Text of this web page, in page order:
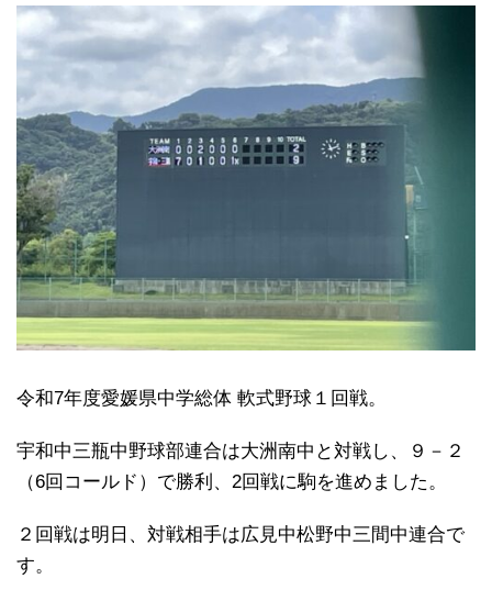
令和7年度愛媛県中学総体 軟式野球１回戦。
宇和中三瓶中野球部連合は大洲南中と対戦し、９－２
（6回コールド）で勝利、2回戦に駒を進めました。
２回戦は明日、対戦相手は広見中松野中三間中連合で
す。